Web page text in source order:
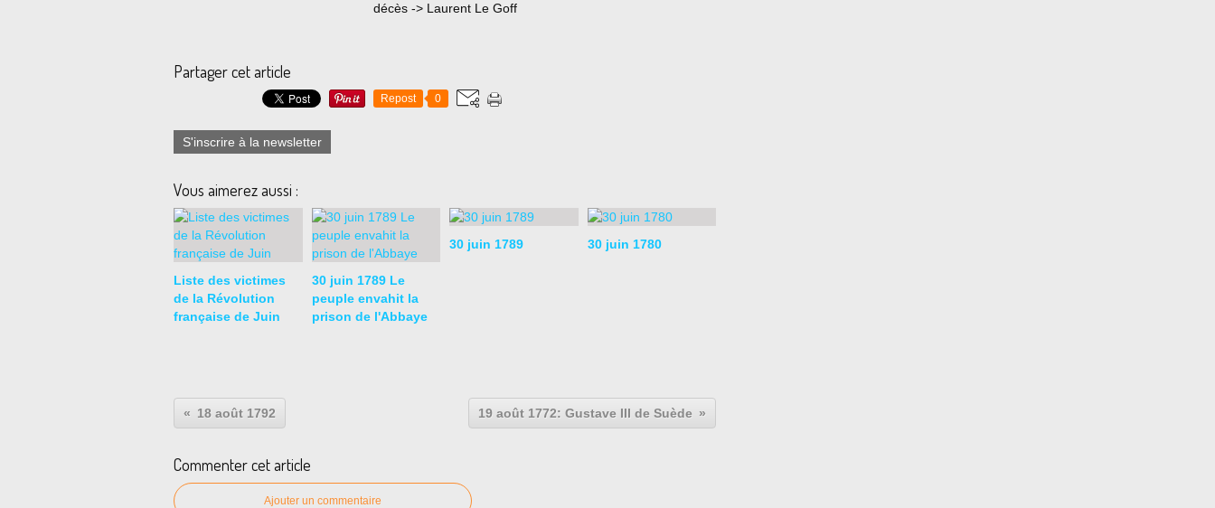
décès -> Laurent Le Goff
Partager cet article
Repost 0
S'inscrire à la newsletter
Vous aimerez aussi :
Liste des victimes
de la Révolution
française de Juin
30 juin 1789 Le
peuple envahit la
prison de l'Abbaye
30 juin 1789 30 juin 1780
18 août 1792 19 août 1772: Gustave III de Suède
Commenter cet article
Ajouter un commentaire